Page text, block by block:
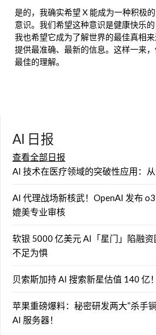
是的，我确实希望 X 能成为一种积极
意识。我们希望这种意识是健康快乐的
我也希望它成为了解世界的最佳真相
提供最准确、最新的信息。这样一来
最佳的理解。
AI 日报
查看全部日报
AI 技术在医疗领域的突破性应用：
AI 代理战场新核武！OpenAI 发布 o3
媲美专业审核
软银 5000 亿美元 AI「星门」陷融
不足为惧
贝索斯加持 AI 搜索新星估值 140 亿
苹果重磅爆料：秘密研发两大“杀手
AI 服务器！